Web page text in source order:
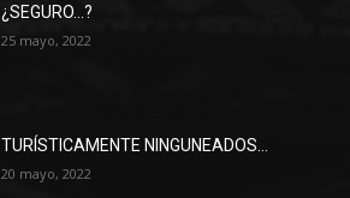
¿SEGURO…?
25 mayo, 2022
TURÍSTICAMENTE NINGUNEADOS…
20 mayo, 2022